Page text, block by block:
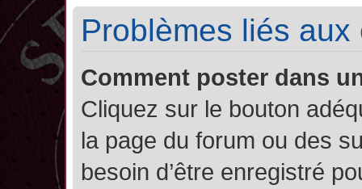
Problèmes liés
Comment poster dans
Cliquez sur le bouton
la page du forum ou des
besoin d’être enregistré